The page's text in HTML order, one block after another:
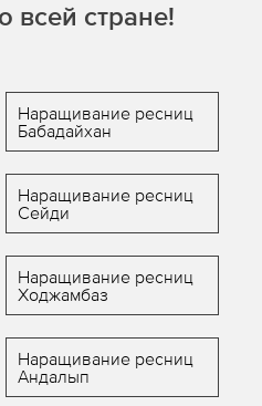
всей стране!
Наращивание ресниц
Бабадайхан
Наращивание ресниц
Сейди
Наращивание ресниц
Ходжамбаз
Наращивание ресниц
Андалып